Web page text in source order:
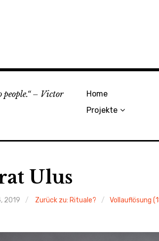
– Victor
Home
Projekte
Ulus
2019 Zurück zu: Rituale? Vollauflösung